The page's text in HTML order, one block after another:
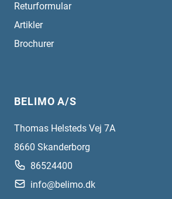
Returformular
Artikler
Brochurer
BELIMO A/S
Thomas Helsteds Vej 7A
8660 Skanderborg
86524400
info@belimo.dk